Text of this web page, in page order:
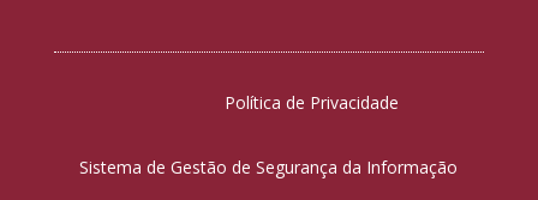
Política de Privacidade
Sistema de Gestão de Segurança da Informação